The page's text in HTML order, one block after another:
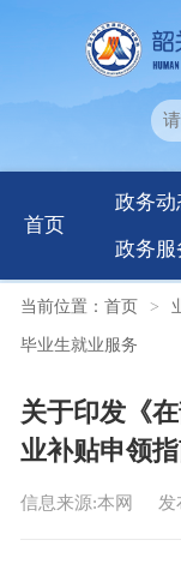
首页
政务动
政务服
当前位置： 首页 >
毕业生就业服务
关于印发《
业补贴申领
信息来源:本网 发